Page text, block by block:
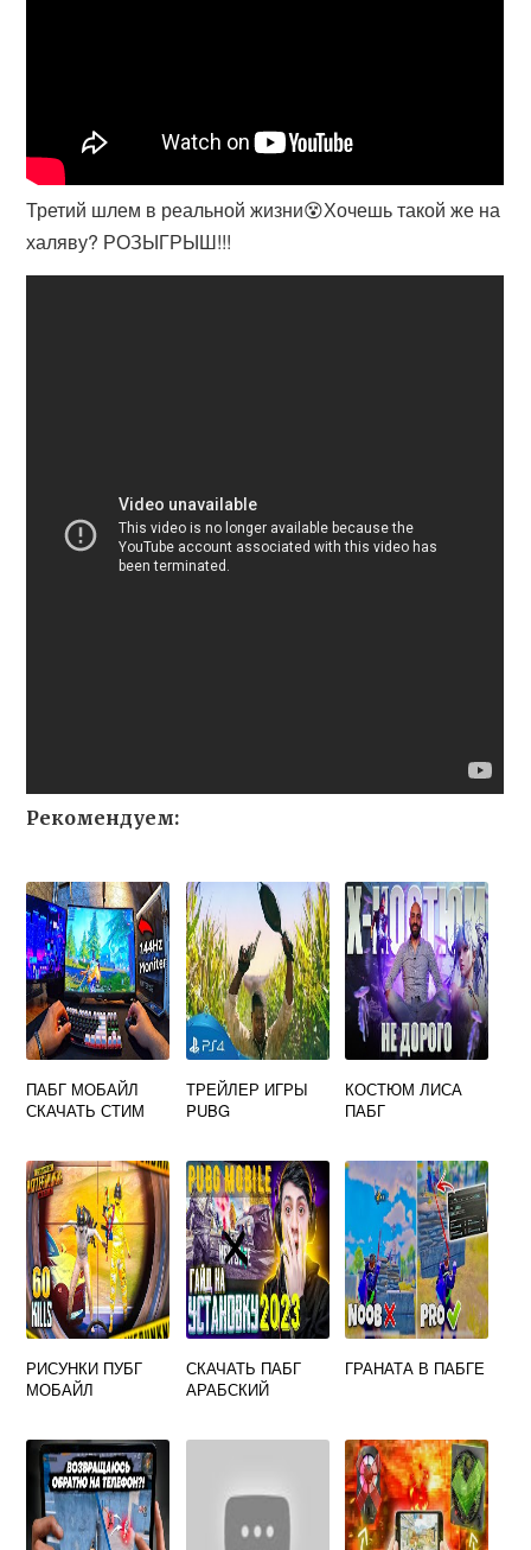
Третий шлем в реальной жизни😵Хочешь такой же на
халяву? РОЗЫГРЫШ!!!
Рекомендуем:
ПАБГ МОБАЙЛ
СКАЧАТЬ СТИМ
ТРЕЙЛЕР ИГРЫ
PUBG
КОСТЮМ ЛИСА
ПАБГ
РИСУНКИ ПУБГ
МОБАЙЛ
СКАЧАТЬ ПАБГ
АРАБСКИЙ
ГРАНАТА В ПАБГЕ